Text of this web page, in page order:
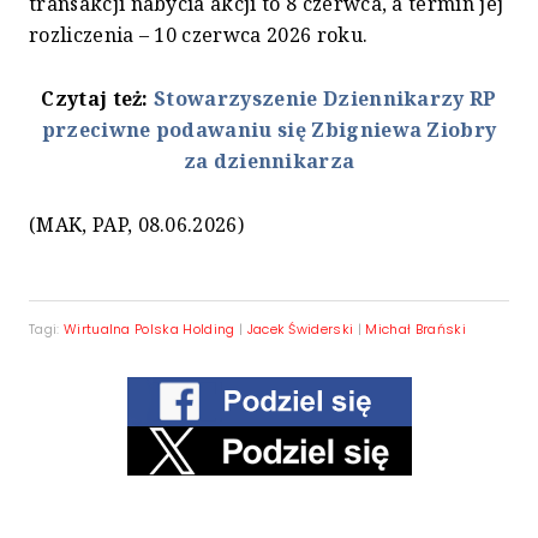
rozliczenia – 10 czerwca 2026 roku.
Czytaj też:Stowarzyszenie Dziennikarzy RP
przeciwne podawaniu się Zbigniewa Ziobry
za dziennikarza
(MAK, PAP, 08.06.2026)
Tagi: Wirtualna Polska Holding | Jacek Świderski | Michał Brański